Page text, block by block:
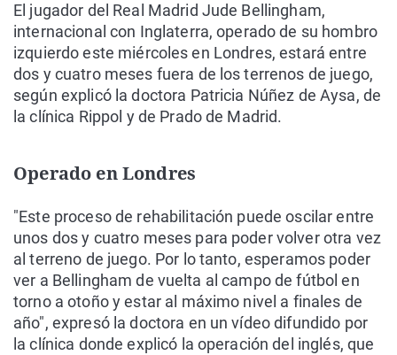
El jugador del Real Madrid Jude Bellingham,
internacional con Inglaterra, operado de su hombro
izquierdo este miércoles en Londres, estará entre
dos y cuatro meses fuera de los terrenos de juego,
según explicó la doctora Patricia Núñez de Aysa, de
la clínica Rippol y de Prado de Madrid.
Operado en Londres
"Este proceso de rehabilitación puede oscilar entre
unos dos y cuatro meses para poder volver otra vez
al terreno de juego. Por lo tanto, esperamos poder
ver a Bellingham de vuelta al campo de fútbol en
torno a otoño y estar al máximo nivel a finales de
año", expresó la doctora en un vídeo difundido por
la clínica donde explicó la operación del inglés, que